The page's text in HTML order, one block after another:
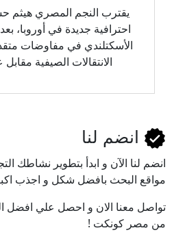
يقترب النجم المصري
احترافية جديدة في أوروبا،
الأسكتلندي في مفاوضات
الانتقالات الصيفية
انضم لنا
انضم لنا اﻵن و ابدأ بتطوير نشاطك
مواقع البحث بافضل شكل و اجذب
تواصل معنا الان و احصل علي افضل
من مصر كونكت !